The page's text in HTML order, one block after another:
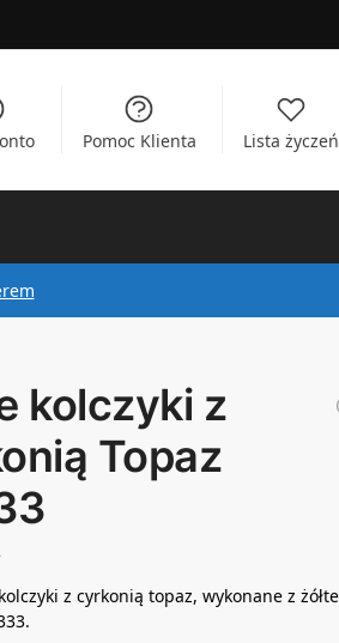
Pomoc Klienta Lista życzeń
kolczyki z
Topaz
z cyrkonią topaz, wykonane z